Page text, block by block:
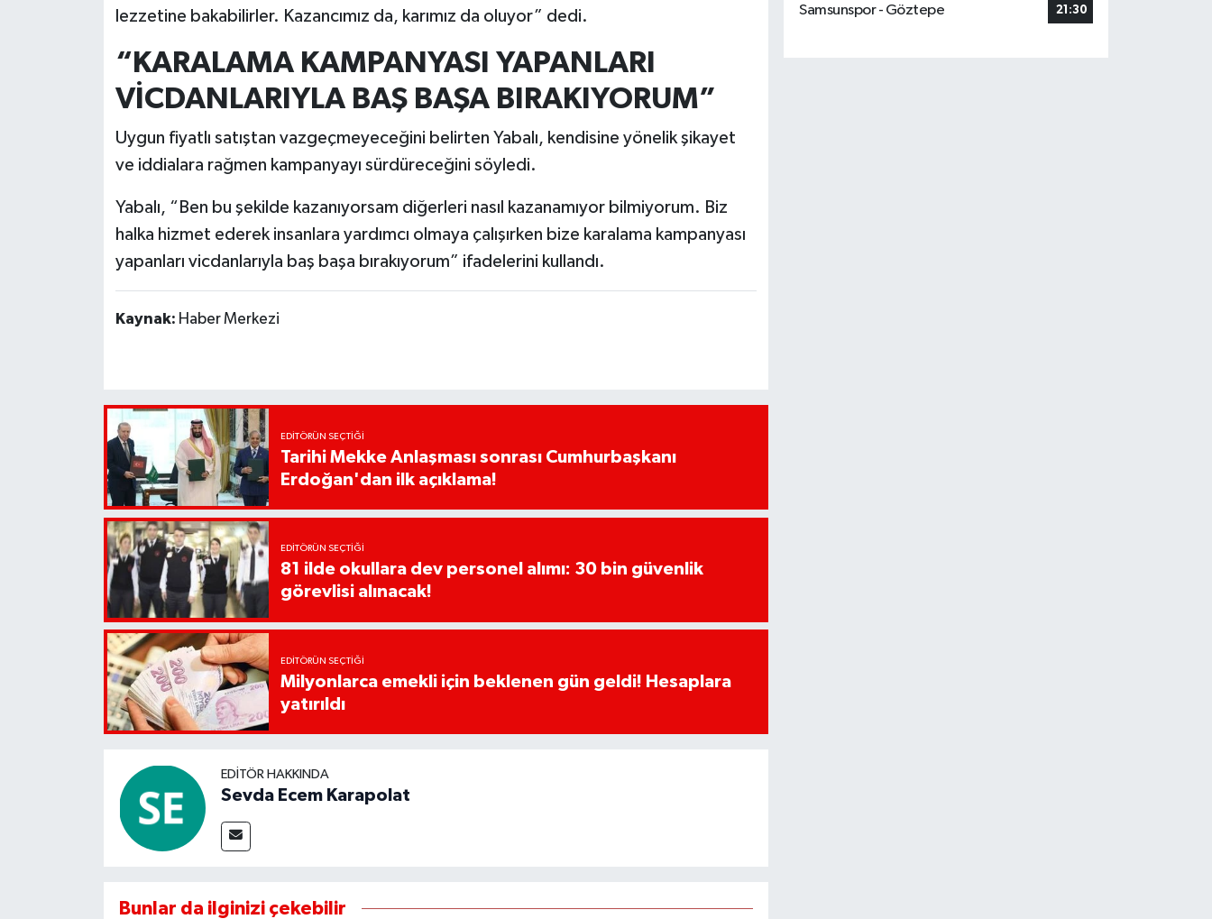
lezzetine bakabilirler. Kazancımız da, karımız da oluyor” dedi.
“KARALAMA KAMPANYASI YAPANLARI
VİCDANLARIYLA BAŞ BAŞA BIRAKIYORUM”
Uygun fiyatlı satıştan vazgeçmeyeceğini belirten Yabalı, kendisine yönelik şikayet
ve iddialara rağmen kampanyayı sürdüreceğini söyledi.
Yabalı, “Ben bu şekilde kazanıyorsam diğerleri nasıl kazanamıyor bilmiyorum. Biz
halka hizmet ederek insanlara yardımcı olmaya çalışırken bize karalama kampanyası
yapanları vicdanlarıyla baş başa bırakıyorum” ifadelerini kullandı.
Kaynak: Haber Merkezi
EDITÖRÜN SEÇTIĞI
Tarihi Mekke Anlaşması sonrası Cumhurbaşkanı
Erdoğan'dan ilk açıklama!
EDITÖRÜN SEÇTIĞI
81 ilde okullara dev personel alımı: 30 bin güvenlik
görevlisi alınacak!
EDITÖRÜN SEÇTIĞI
Milyonlarca emekli için beklenen gün geldi! Hesaplara
yatırıldı
EDITÖR HAKKINDA
Sevda Ecem Karapolat
Bunlar da ilginizi çekebilir
Samsunspor - Göztepe
21:30